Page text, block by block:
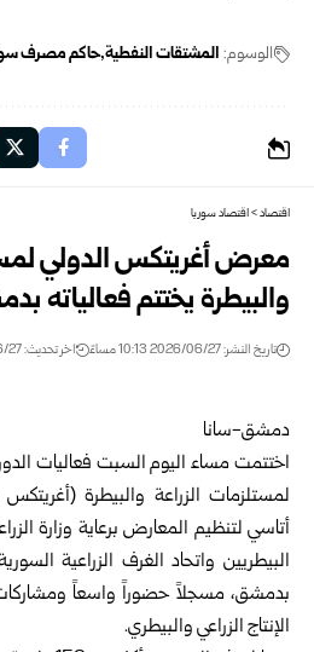
الوسوم: المشتقات النفطية حاكم مصرف
اقتصاد>اقتصاد سوريا
معرض أغريتكس الدولي
‏والبيطرة يختتم فعالياته
تاريخ النشر: 2026/06/27 10:13 مساءً اخر تحديث: 2026/06/27 10:32 مساءً
دمشق-سانا‏
‌‏لمستلزمات الزراعة والبيطرة (أغريتكس 2026
أتاسي ‌‏لتنظيم المعارض برعاية وزارة
‌‏البيطريين واتحاد الغرف الزراعية
‌‏بدمشق، مسجلاً حضوراً واسعاً
‌‏الإنتاج الزراعي والبيطري.